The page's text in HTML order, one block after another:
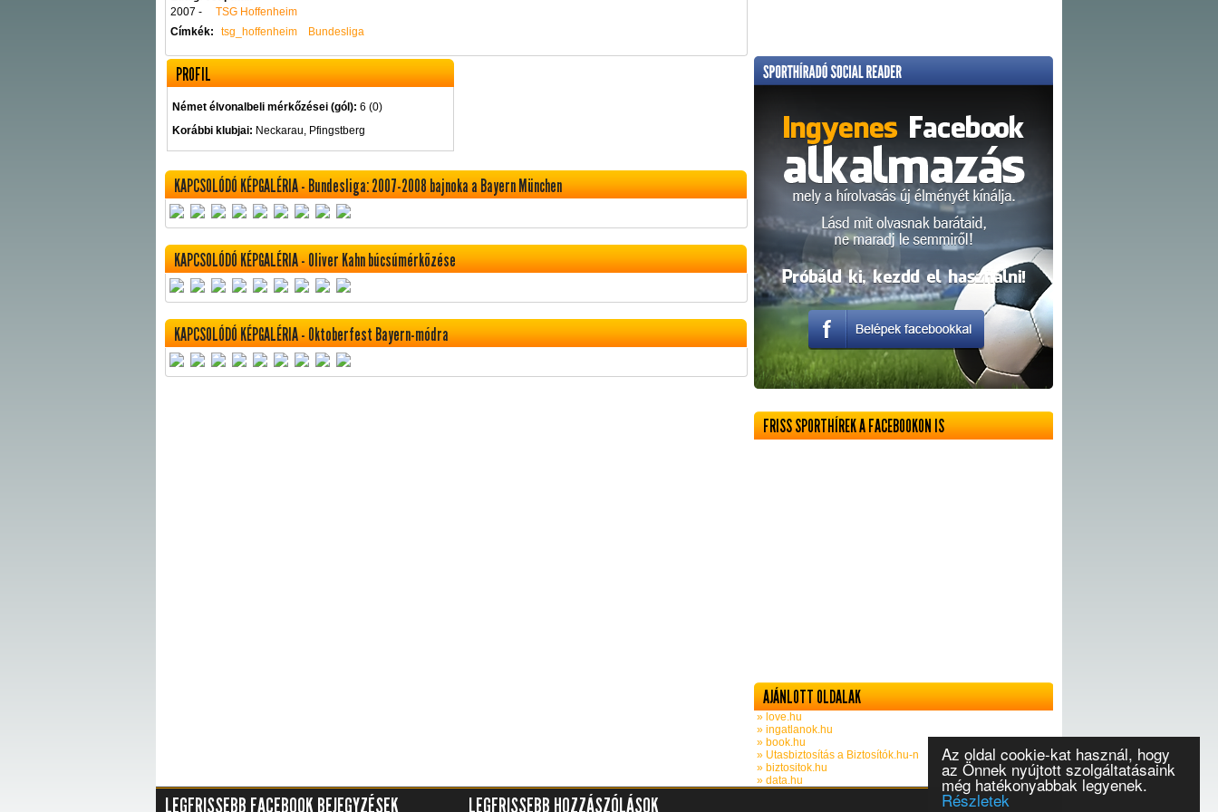
Az oldal cookie-kat használ, hogy
az Önnek nyújtott szolgáltatásaink
még hatékonyabbak legyenek.
Részletek
2007 -
TSG Hoffenheim
Címkék:
tsg_hoffenheim Bundesliga
PROFIL
Német élvonalbeli mérkőzései (gól): 6 (0)
Korábbi klubjai: Neckarau, Pfingstberg
KAPCSOLÓDÓ KÉPGALÉRIA - Bundesliga: 2007-2008 bajnoka a Bayern München
KAPCSOLÓDÓ KÉPGALÉRIA - Oliver Kahn búcsúmérkőzése
KAPCSOLÓDÓ KÉPGALÉRIA - Oktoberfest Bayern-módra
FRISS SPORTHÍREK A FACEBOOKON IS
AJÁNLOTT OLDALAK
» love.hu
» ingatlanok.hu
» book.hu
» Utasbiztosítás a Biztosítók.hu-n
» biztositok.hu
» data.hu
LEGFRISSEBB FACEBOOK BEJEGYZÉSEK LEGFRISSEBB HOZZÁSZÓLÁSOK